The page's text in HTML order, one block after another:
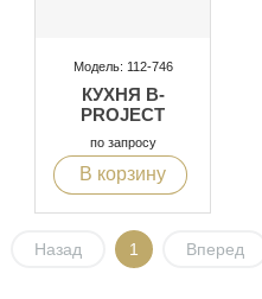
Модель: 112-746
КУХНЯ B-
PROJECT
по запросу
В корзину
Назад 1 Вперед